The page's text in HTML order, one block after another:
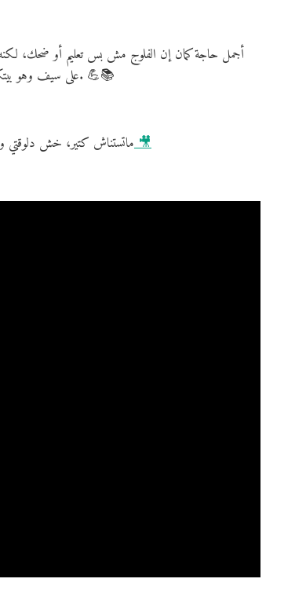
أجمل حاجة كمان إن الفلوج مش بس تعليم أو ضحك، لكنه
على سيف وهو بيتكلم هولندي بطلاقة، هتحس إنك كمان ممكن توصل للمستوى ده لو استمريت تتعلم وتتمرن كل يوم. 💪📚
ماتستناش كتير، خش دلوقتياضغط هنا لمشاهدة الفيديو على يوتيوب 🎥